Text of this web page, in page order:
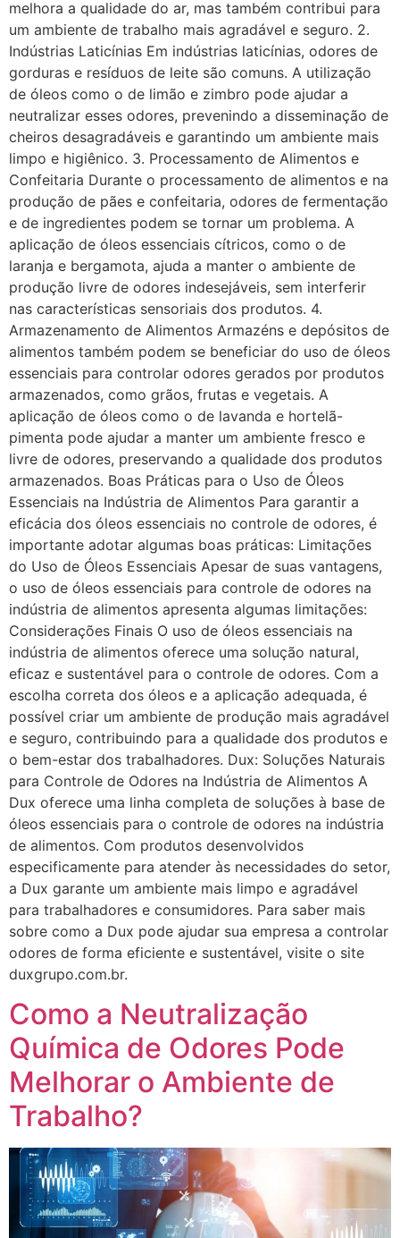
melhora a qualidade do ar, mas também contribui para
um ambiente de trabalho mais agradável e seguro. 2.
Indústrias Laticínias Em indústrias laticínias, odores de
gorduras e resíduos de leite são comuns. A utilização
de óleos como o de limão e zimbro pode ajudar a
neutralizar esses odores, prevenindo a disseminação de
cheiros desagradáveis e garantindo um ambiente mais
limpo e higiênico. 3. Processamento de Alimentos e
Confeitaria Durante o processamento de alimentos e na
produção de pães e confeitaria, odores de fermentação
e de ingredientes podem se tornar um problema. A
aplicação de óleos essenciais cítricos, como o de
laranja e bergamota, ajuda a manter o ambiente de
produção livre de odores indesejáveis, sem interferir
nas características sensoriais dos produtos. 4.
Armazenamento de Alimentos Armazéns e depósitos de
alimentos também podem se beneficiar do uso de óleos
essenciais para controlar odores gerados por produtos
armazenados, como grãos, frutas e vegetais. A
aplicação de óleos como o de lavanda e hortelã-
pimenta pode ajudar a manter um ambiente fresco e
livre de odores, preservando a qualidade dos produtos
armazenados. Boas Práticas para o Uso de Óleos
Essenciais na Indústria de Alimentos Para garantir a
eficácia dos óleos essenciais no controle de odores, é
importante adotar algumas boas práticas: Limitações
do Uso de Óleos Essenciais Apesar de suas vantagens,
o uso de óleos essenciais para controle de odores na
indústria de alimentos apresenta algumas limitações:
Considerações Finais O uso de óleos essenciais na
indústria de alimentos oferece uma solução natural,
eficaz e sustentável para o controle de odores. Com a
escolha correta dos óleos e a aplicação adequada, é
possível criar um ambiente de produção mais agradável
e seguro, contribuindo para a qualidade dos produtos e
o bem-estar dos trabalhadores. Dux: Soluções Naturais
para Controle de Odores na Indústria de Alimentos A
Dux oferece uma linha completa de soluções à base de
óleos essenciais para o controle de odores na indústria
de alimentos. Com produtos desenvolvidos
especificamente para atender às necessidades do setor,
a Dux garante um ambiente mais limpo e agradável
para trabalhadores e consumidores. Para saber mais
sobre como a Dux pode ajudar sua empresa a controlar
odores de forma eficiente e sustentável, visite o site
duxgrupo.com.br.
Como a Neutralização
Química de Odores Pode
Melhorar o Ambiente de
Trabalho?